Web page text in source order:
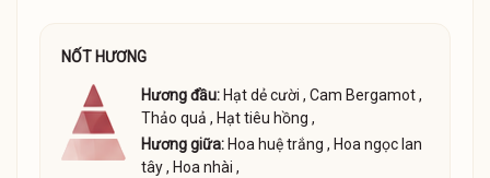
NỐT HƯƠNG
Hương đầu: Hạt dẻ cười ,Cam Bergamot,
Thảo quả , Hạt tiêu hồng ,
Hương giữa: Hoa huệ trắng , Hoa ngọc lan
tây, Hoa nhài ,